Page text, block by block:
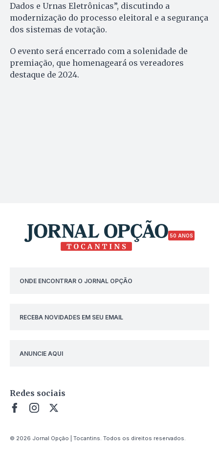
Dados e Urnas Eletrônicas”, discutindo a
modernização do processo eleitoral e a segurança
dos sistemas de votação.
O evento será encerrado com a solenidade de
premiação, que homenageará os vereadores
destaque de 2024.
50 ANOS
ONDE ENCONTRAR O JORNAL OPÇÃO
RECEBA NOVIDADES EM SEU EMAIL
ANUNCIE AQUI
Redes sociais
© 2026 Jornal Opção | Tocantins. Todos os direitos reservados.